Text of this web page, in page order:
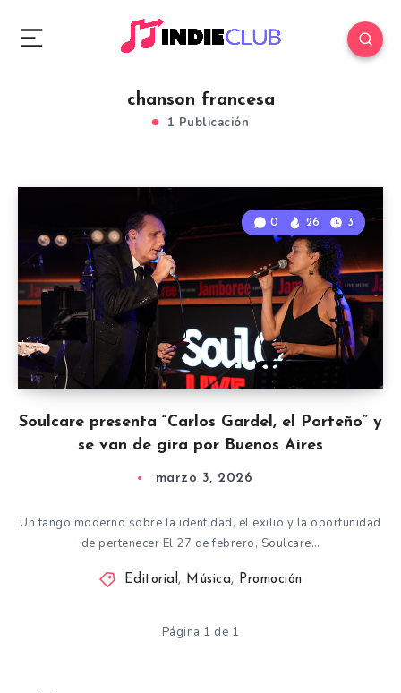
chanson francesa
1 Publicación
Soulcare presenta “Carlos Gardel, el Porteño” y
se van de gira por Buenos Aires
0 26 3
marzo 3, 2026
Un tango moderno sobre la identidad, el exilio y la oportunidad
de pertenecer El 27 de febrero, Soulcare…
Editorial, Música, Promoción
Página 1 de 1